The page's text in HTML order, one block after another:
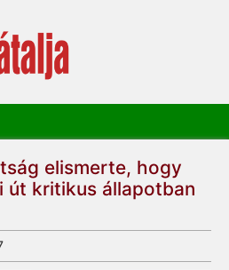
elismerte, hogy
út kritikus állapotban